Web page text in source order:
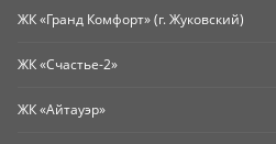
ЖК «Гранд Комфорт» (г. Жуковский)
ЖК «Счастье-2»
ЖК «Айтауэр»